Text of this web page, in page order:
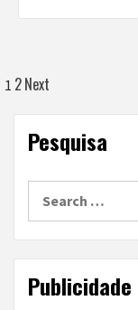
Posts
navigation
1 2Next
Pesquisa
Publicidade